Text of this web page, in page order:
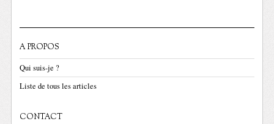
A PROPOS
Qui suis-je ?
Liste de tous les articles
CONTACT